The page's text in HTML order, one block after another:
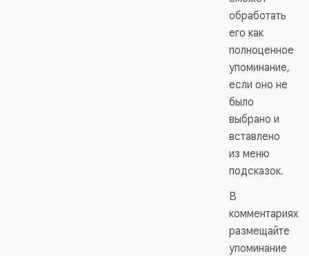
обработать
его как
полноценное
упоминание,
если оно не
было
выбрано и
вставлено
из меню
подсказок.
В
комментариях
размещайте
упоминание